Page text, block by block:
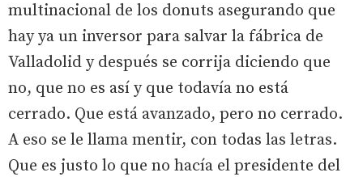
multinacional de los donuts asegurando que
hay ya un inversor para salvar la fábrica de
Valladolid y después se corrija diciendo que
no, que no es así y que todavía no está
cerrado. Que está avanzado, pero no cerrado.
A eso se le llama mentir, con todas las letras.
Que es justo lo que no hacía el presidente del